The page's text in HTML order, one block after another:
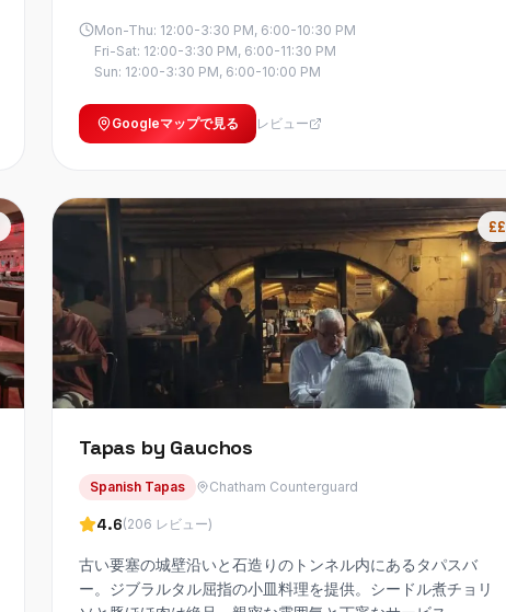
Mon-Thu: 12:00-3:30 PM, 6:00-10:30 PM
Fri-Sat: 12:00-3:30 PM, 6:00-11:30 PM
Sun: 12:00-3:30 PM, 6:00-10:00 PM
Googleマップで見る レビュー
££
Tapas by Gauchos
Spanish Tapas Chatham Counterguard
4.6(206 レビュー)
古い要塞の城壁沿いと石造りのトンネル内にあるタパスバ
ー。ジブラルタル屈指の小皿料理を提供。シードル煮チョリ